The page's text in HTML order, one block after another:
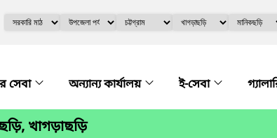
সেবা অন্যান্য কার্যালয় ই-সেবা
খাগড়াছড়ি